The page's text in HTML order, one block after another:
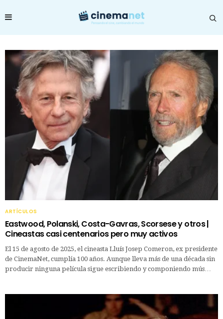
ARTÍCULOS
Eastwood, Polanski, Costa-Gavras, Scorsese y otros |
Cineastas casi centenarios pero muy activos
El 15 de agosto de 2025, el cineasta Lluís Josep Comeron, ex presidente
de CinemaNet, cumplía 100 años. Aunque lleva más de una década sin
producir ninguna película sigue escribiendo y componiendo mús…